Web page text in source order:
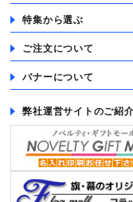
特集から選ぶ
ご注文について
バナーについて
弊社運営サイトのご紹介